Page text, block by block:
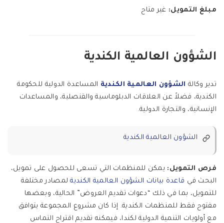
مبلغ التمويل: غير متاح
الشؤون العالمية الكندية
تدير وكالة الشؤون العالمية الكندية المساعدة الدولية للحكومة
الكندية، فضلاً عن العلاقات الدبلوماسية والقنصلية، والمساعدات
الإنسانية، والتجارة الدولية.
الشؤون العالمية الكندية
فرص التمويل: يمكن للمنظمات التي تسعى للحصول على تمويل،
البحث في قاعدة بيانات الشؤون العالمية الكنديةلمصادر مختلفة
للتمويل، بما في ذلك “دعوات تقديم العروض” الحالية، وبعضها
مفتوح فقط للمنظمات الكندية. إذا كان مشروع المجموعة يتوافق
مع أولويات التنمية الدولية لكندا، فيمكنه تقديم اقتراح التماس